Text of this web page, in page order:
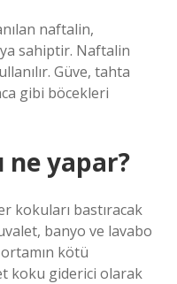
naftalin,
sahiptir. Naftalin
Güve, tahta
gibi böcekleri
yapar?
kokuları bastıracak
banyo ve lavabo
kötü
koku giderici olarak